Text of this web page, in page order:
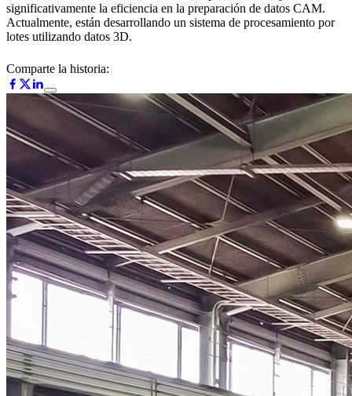
significativamente la eficiencia en la preparación de datos CAM.
Actualmente, están desarrollando un sistema de procesamiento por
lotes utilizando datos 3D.
Comparte la historia: